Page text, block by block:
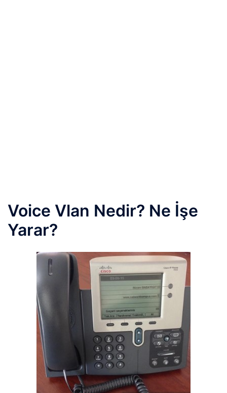
Voice Vlan Nedir? Ne İşe
Yarar?